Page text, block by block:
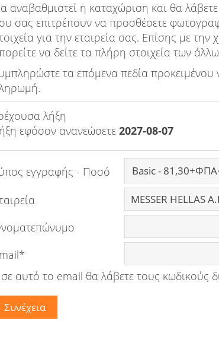
αναβαθμιστεί η καταχώριση και θα
σας επιτρέπουν να προσθέσετε
για την εταιρεία σας. Επίσης με
να δείτε τα πλήρη στοιχεία των
τα επόμενα πεδία προκειμένου
λήξη
εφόσον ανανεώσετε 2027-08-07
εγγραφής - Ποσό
αυτό το email θα λάβετε τους κωδικούς